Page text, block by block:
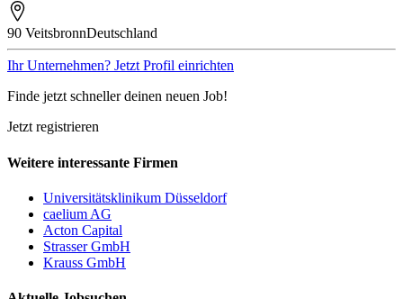
90 VeitsbronnDeutschland
Ihr Unternehmen? Jetzt Profil einrichten
Finde jetzt schneller deinen neuen Job!
Jetzt registrieren
Weitere interessante Firmen
Universitätsklinikum Düsseldorf
caelium AG
Acton Capital
Strasser GmbH
Krauss GmbH